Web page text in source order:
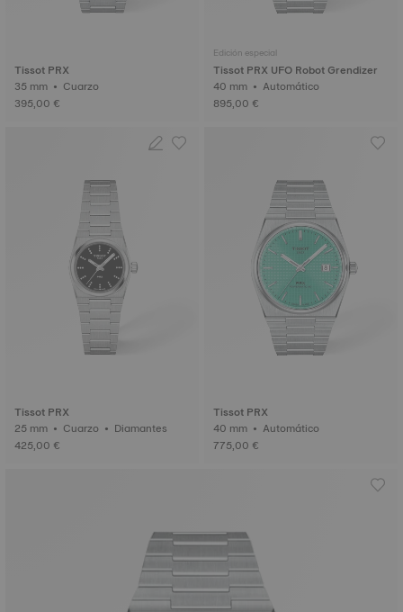
Tissot PRX
35 mm • Cuarzo
395,00 €
Edición especial
Tissot PRX UFO Robot Grendizer
40 mm • Automático
895,00 €
Tissot PRX
25 mm • Cuarzo • Diamantes
425,00 €
Tissot PRX
40 mm • Automático
775,00 €